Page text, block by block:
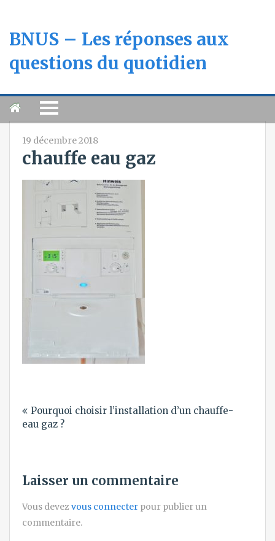
BNUS – Les réponses aux
questions du quotidien
19 décembre 2018
chauffe eau gaz
dePourquoi choisir l’installation d’un chauffe-
eau gaz ?
Laisser un commentaire
Vous devezvous connecter pour publier un
commentaire.